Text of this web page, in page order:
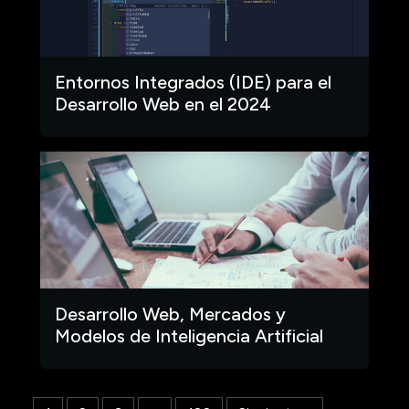
Entornos Integrados (IDE) para el
Desarrollo Web en el 2024
Desarrollo Web, Mercados y
Modelos de Inteligencia Artificial